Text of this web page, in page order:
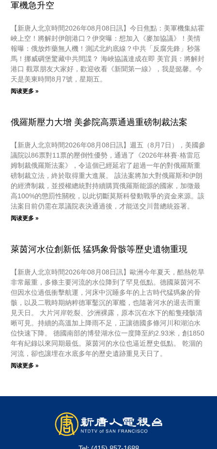
軍機急升空
【新唐人北京時間2026年08月08日訊】今日焦點：美軍機集結霍
峽上空！將解封伊朗港口？伊突曝：想加入《麥加協議》！美情
報曝：俄放炸藥無人機！測試北約底線？中共「反腐先鋒」秒落
馬！挪威碉堡驚藏中共間諜？ 海峽協議達成在即 美官員：將解封
港口 觀眾朋友大家好，歡迎收看《新聞第一線》，我是懿馨。今
天是美東時間8月7號，星期五。
阅读更多 »
俄羅斯壓力大增 美參院高票通過重磅制裁法案
【新唐人北京時間2026年08月08日訊】週五（8月7日），美國參
議院以86票對11票的壓倒性優勢，通過了《2026年林賽·格雷厄
姆制裁俄羅斯法案》，令這個已經延宕了超過一年的對俄羅斯重
磅制裁立法，終於取得重大進展。 該法案將加大對俄羅斯和伊朗
的經濟制裁，並授權總統對持續購買俄羅斯能源的國家，加徵最
高100%的懲罰性關稅，以此切斷莫斯科發動戰爭的資金來源。該
法案目前仍需在眾議院表決通過後，才能送交川普總統簽署。
阅读更多 »
萊茵河水位創新低 猛獁象骨骸等歷史遺物重現
【新唐人北京時間2026年08月08日訊】歐洲今年夏天，酷熱乾旱
非常嚴重，多條主要河流的水位降到了罕見低點。德國萊茵河不
但因水位過低衝擊航運，河床中沉睡多年的上古時代猛獁象的骨
骸，以及二戰時期納粹德軍鑿沉的軍艦，也隨著河水的退去而重
見天日。 大片河岸乾裂、沙洲裸露，原本沉在水下的船隻殘骸清
晰可見。持續的高溫加上降雨不足，正讓德國多條河川和湖泊水
位快速下降。 德國南部的博登湖水位一度降至約2.93米，創1850
年有紀錄以來同期最低。萊茵河的水位也逼近歷史低點。 乾涸的
河流，卻也讓埋在水底多年的歷史遺跡重見天日了。
阅读更多 »